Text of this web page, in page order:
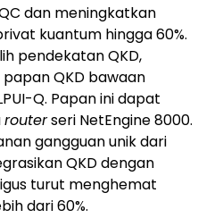
dan meningkatkan
kuantum hingga 60%.
pendekatan QKD,
QKD bawaan
Q. Papan ini dapat
routerseri NetEngine 8000.
gangguan unik dari
QKD dengan
turut menghemat
dari 60%.